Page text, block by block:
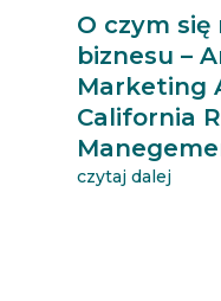
O czym się
biznesu –
Marketing
California
czytaj dalej